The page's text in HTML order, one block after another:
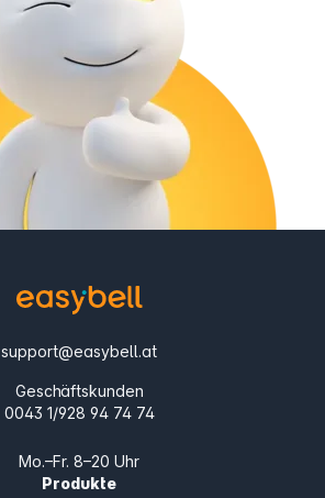
support@easybell.at
Geschäftskunden
0043 1/928 94 74 74
Mo.–Fr. 8–20 Uhr
Produkte